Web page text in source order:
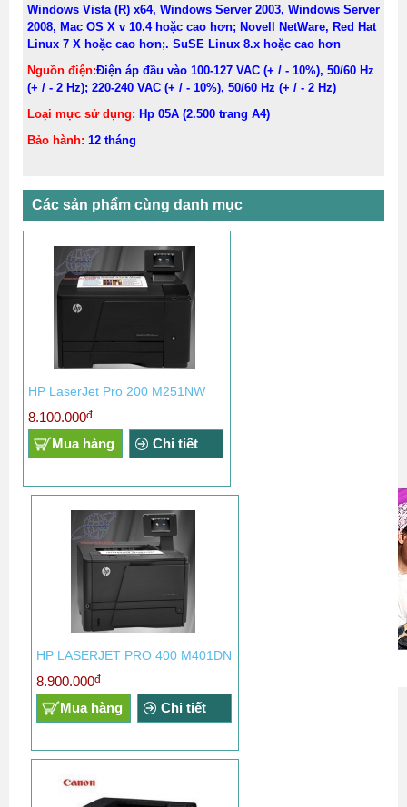
Windows Vista (R) x64, Windows Server 2003, Windows Server
2008, Mac OS X v 10.4 hoặc cao hơn; Novell NetWare, Red Hat
Linux 7 X hoặc cao hơn;. SuSE Linux 8.x hoặc cao hơn
Nguồn điện:Điện áp đầu vào 100-127 VAC (+ / - 10%), 50/60 Hz
(+ / - 2 Hz); 220-240 VAC (+ / - 10%), 50/60 Hz (+ / - 2 Hz)
Loại mực sử dụng: Hp 05A (2.500 trang A4)
Bảo hành: 12 tháng
Các sản phẩm cùng danh mục
HP LaserJet Pro 200 M251NW
8.100.000đ
Mua hàng Chi tiết
HP LASERJET PRO 400 M401DN
8.900.000đ
Mua hàng Chi tiết